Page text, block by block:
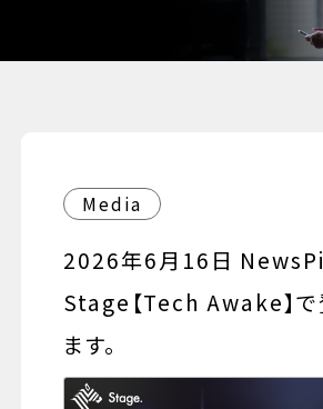
Media
2026年6月16日
Stage【Tech Awake】で
ます。